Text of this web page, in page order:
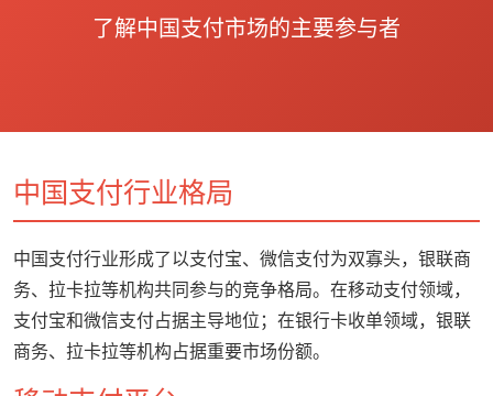
了解中国支付市场的主要参与者
中国支付行业格局
中国支付行业形成了以支付宝、微信支付为双寡头，银联商
务、拉卡拉等机构共同参与的竞争格局。在移动支付领域，
支付宝和微信支付占据主导地位；在银行卡收单领域，银联
商务、拉卡拉等机构占据重要市场份额。